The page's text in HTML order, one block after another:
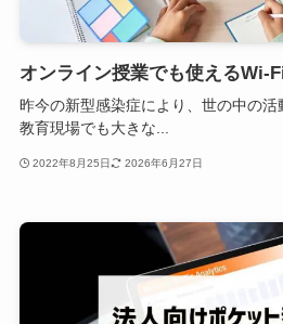
オンライン授業でも使えるWi-
昨今の新型感染症により、世の中の活
教育現場でも大きな...
2022年8月25日 2026年6月27日